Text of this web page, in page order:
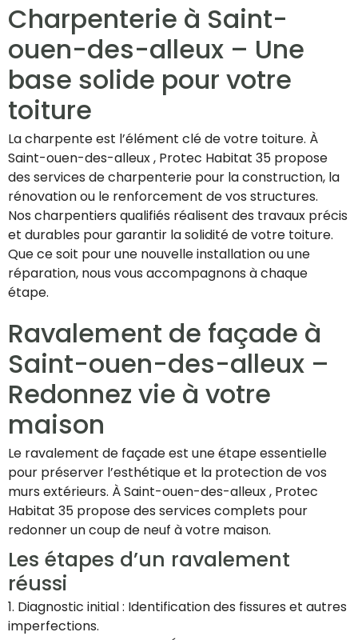
Charpenterie à Saint-
ouen-des-alleux – Une
base solide pour votre
toiture
La charpente est l’élément clé de votre toiture. À
Saint-ouen-des-alleux , Protec Habitat 35 propose
des services de charpenterie pour la construction, la
rénovation ou le renforcement de vos structures.
Nos charpentiers qualifiés réalisent des travaux précis
et durables pour garantir la solidité de votre toiture.
Que ce soit pour une nouvelle installation ou une
réparation, nous vous accompagnons à chaque
étape.
Ravalement de façade à
Saint-ouen-des-alleux –
Redonnez vie à votre
maison
Le ravalement de façade est une étape essentielle
pour préserver l’esthétique et la protection de vos
murs extérieurs. À Saint-ouen-des-alleux , Protec
Habitat 35 propose des services complets pour
redonner un coup de neuf à votre maison.
Les étapes d’un ravalement
réussi
1. Diagnostic initial : Identification des fissures et autres
imperfections.